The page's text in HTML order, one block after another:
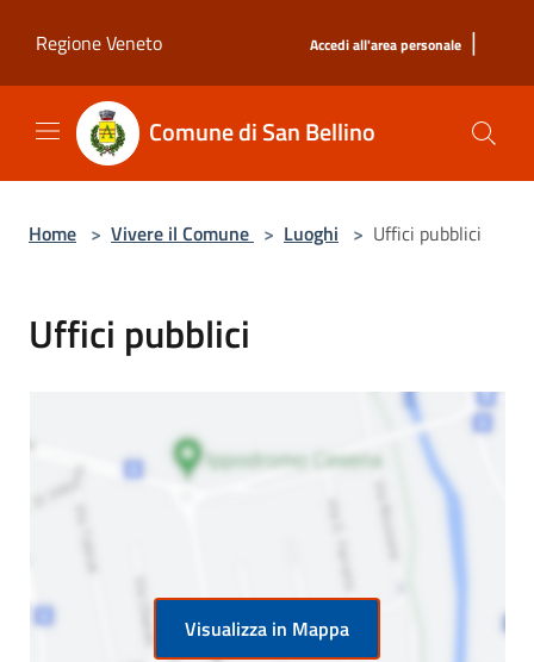
Regione Veneto
Accedi all'area personale |
Comune di San Bellino
Home > Vivere il Comune > Luoghi > Uffici pubblici
Uffici pubblici
Visualizza in Mappa